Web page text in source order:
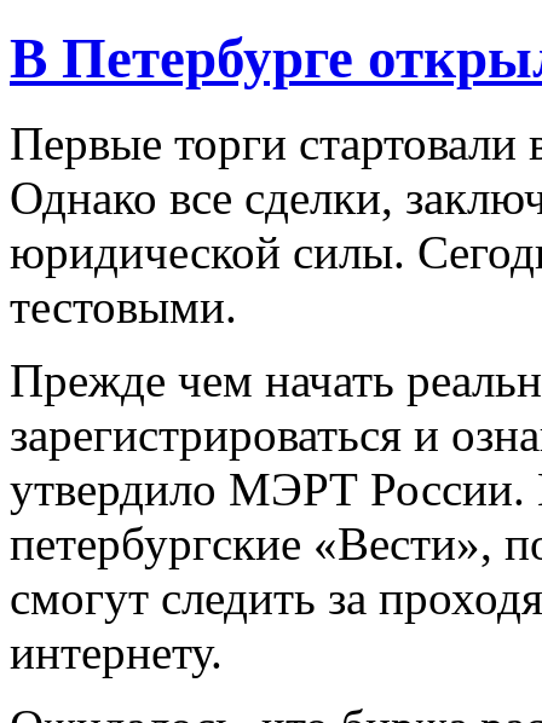
В Петербурге
Первые торги
Однако все сделки,
юридической силы.
тестовыми.
Прежде чем начать
зарегистрироваться и
утвердило МЭРТ
петербургские «Вeсти»,
смогут следить за
интернету.